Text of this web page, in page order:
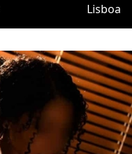
Lisboa